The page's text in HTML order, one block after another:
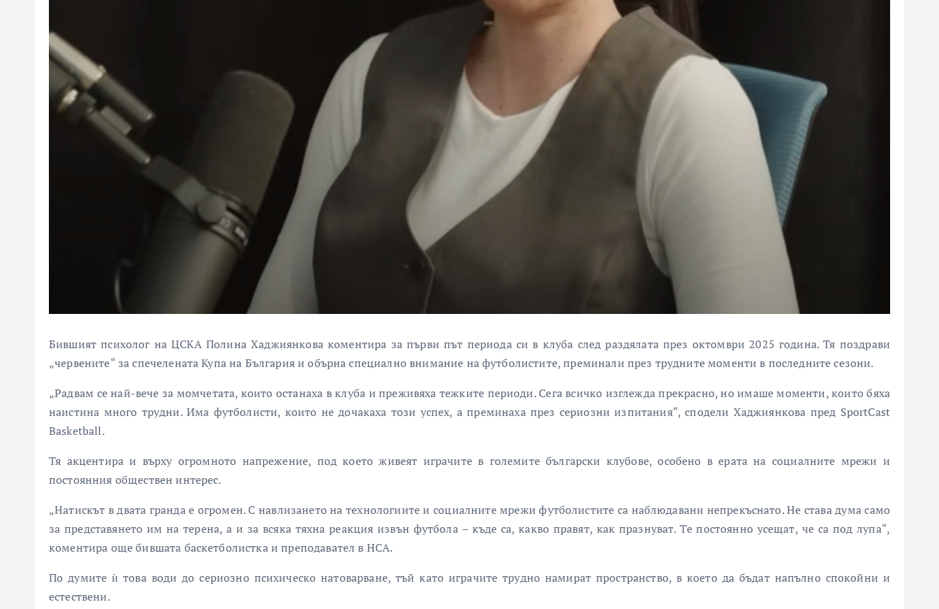
Бившият психолог на ЦСКА Полина Хаджиянкова коментира за първи път периода си в клуба след раздялата през октомври 2025 година. Тя поздрави
„червените“ за спечелената Купа на България и обърна специално внимание на футболистите, преминали през трудните моменти в последните сезони.
„Радвам се най-вече за момчетата, които останаха в клуба и преживяха тежките периоди. Сега всичко изглежда прекрасно, но имаше моменти, които бяха
наистина много трудни. Има футболисти, които не дочакаха този успех, а преминаха през сериозни изпитания“, сподели Хаджиянкова пред SportCast
Basketball.
Тя акцентира и върху огромното напрежение, под което живеят играчите в големите български клубове, особено в ерата на социалните мрежи и
постоянния обществен интерес.
„Натискът в двата гранда е огромен. С навлизането на технологиите и социалните мрежи футболистите са наблюдавани непрекъснато. Не става дума само
за представянето им на терена, а и за всяка тяхна реакция извън футбола – къде са, какво правят, как празнуват. Те постоянно усещат, че са под лупа“,
коментира още бившата баскетболистка и преподавател в НСА.
По думите ѝ това води до сериозно психическо натоварване, тъй като играчите трудно намират пространство, в което да бъдат напълно спокойни и
естествени.